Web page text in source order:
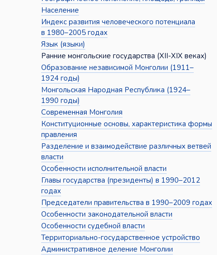
Население
Индекс развития человеческого потенциала
в 1980–2005 годах
Язык (языки)
Ранние монгольские государства (XII-XIX веках)
Образование независимой Монголии (1911–
1924 годы)
Монгольская Народная Республика (1924–
1990 годы)
Современная Монголия
Конституционные основы, характеристика формы
правления
Разделение и взаимодействие различных ветвей
власти
Особенности исполнительной власти
Главы государства (президенты) в 1990–2012
годах
Председатели правительства в 1990–2009 годах
Особенности законодательной власти
Особенности судебной власти
Территориально-государственное устройство
Административное деление Монголии